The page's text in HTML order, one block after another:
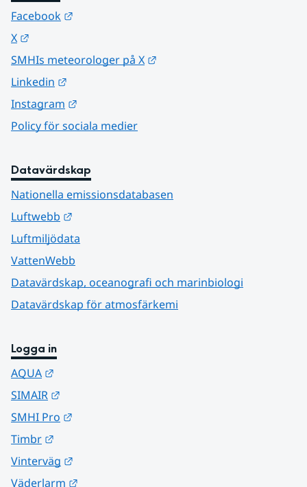
Facebook
X
SMHIs meteorologer på X
Linkedin
Instagram
Policy för sociala medier
Datavärdskap
Nationella emissionsdatabasen
Luftwebb
Luftmiljödata
VattenWebb
Datavärdskap, oceanografi och marinbiologi
Datavärdskap för atmosfärkemi
Logga in
AQUA
SIMAIR
SMHI Pro
Timbr
Vinterväg
Väderlarm